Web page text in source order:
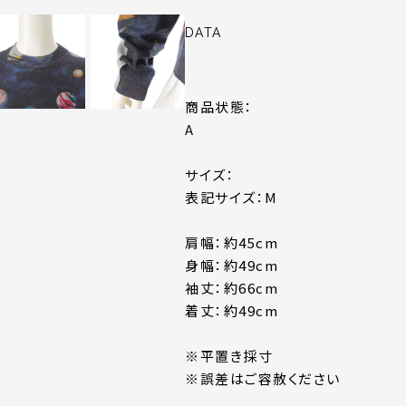
DATA
商品状態：
A
サイズ：
表記サイズ：M
肩幅：約45cm
身幅：約49cm
袖丈：約66cm
着丈：約49cm
※平置き採寸
※誤差はご容赦ください